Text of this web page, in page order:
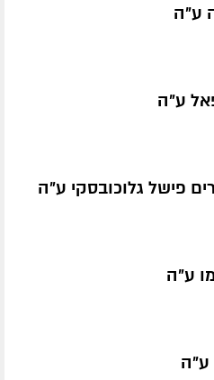
ע״ה
ע״ה
פישל גלוכובסקי ע״ה
ע״ה
ע״ה